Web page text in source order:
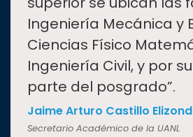
Ingeniería Mecánica y
Ciencias Físico
Ingeniería Civil, y por
parte del posgrado”.
Jaime Arturo Castillo
Secretario Académico de la UANL